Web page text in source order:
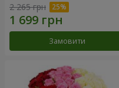
2 265 грн
Замовити